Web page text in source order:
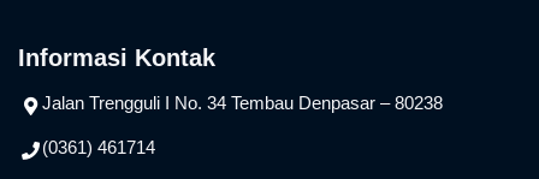
Informasi Kontak
Jalan Trengguli I No. 34 Tembau Denpasar – 80238
(0361) 461714